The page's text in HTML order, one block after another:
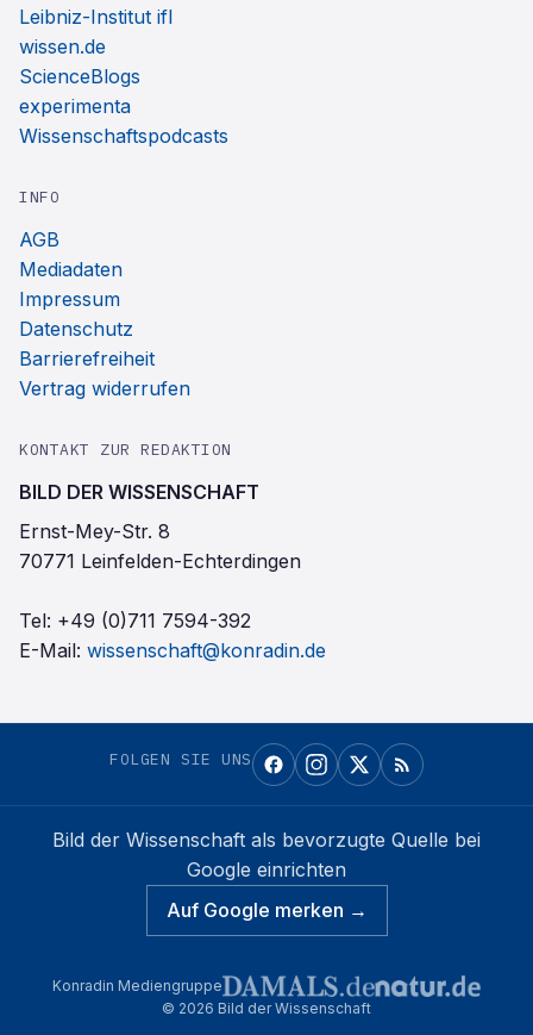
Leibniz-Institut ifl
wissen.de
ScienceBlogs
experimenta
Wissenschaftspodcasts
INFO
AGB
Mediadaten
Impressum
Datenschutz
Barrierefreiheit
Vertrag widerrufen
KONTAKT ZUR REDAKTION
BILD DER WISSENSCHAFT
Ernst-Mey-Str. 8
70771 Leinfelden-Echterdingen
Tel: +49 (0)711 7594-392
E-Mail: wissenschaft@konradin.de
FOLGEN SIE UNS
Bild der Wissenschaft als bevorzugte Quelle bei
Google einrichten
Auf Google merken →
Konradin Mediengruppe
© 2026 Bild der Wissenschaft